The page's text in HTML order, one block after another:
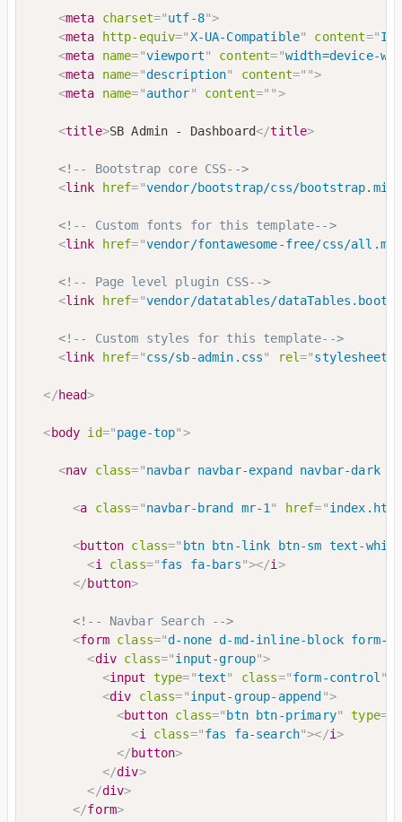
<meta charset="utf-8">
<meta http-equiv="X-UA-Compatible" content="
<meta name="viewport" content="width=device-
<meta name="description" content=" ">
<meta name="author" content=" ">
<title>SB Admin - Dashboard</title>
<!-- Bootstrap core CSS-->
<link href="vendor/bootstrap/css/
<!-- Custom fonts for this template-->
<link href="vendor/fontawesome-free/css/
<!-- Page level plugin CSS-->
<link href="vendor/datatables/
<!-- Custom styles for this template-->
<link href="css/sb-admin.css" rel="stylesheet
</head>
<body id="page-top">
<nav class="navbar navbar-expand navbar-dark
<a class="navbar-brand mr-1 " href="index.html
<button class=" btn btn-link btn-sm text-
<i class="fas fa-bars"></i >
</button>
<!-- Navbar Search -->
<form class="d-none d-md-inline-block form-
<div class="input-group">
<input type="text" class="form-control "
<div class="input-group-append ">
<button class=" btn btn-primary" type=
<i class="fas fa-search"></i>
</button>
</div>
</div>
</form>